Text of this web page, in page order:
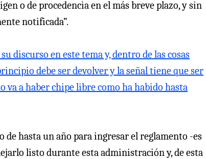
o de procedencia en el más breve plazo, y sin
notificada”.
discurso en este tema y, dentro de las cosas
debe ser devolver y la señal tiene que ser
va a haber chipe libre como ha habido hasta
hasta un año para ingresar el reglamento -es
listo durante esta administración y, de esta